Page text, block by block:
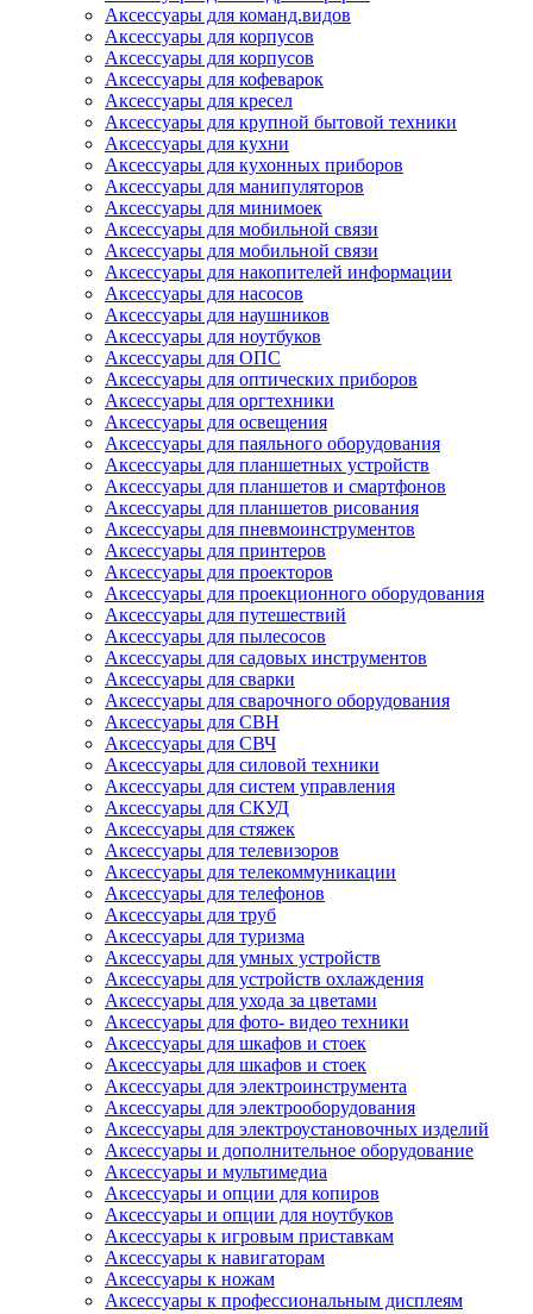
Аксессуары для команд.видов
Аксессуары для корпусов
Аксессуары для корпусов
Аксессуары для кофеварок
Аксессуары для кресел
Аксессуары для крупной бытовой техники
Аксессуары для кухни
Аксессуары для кухонных приборов
Аксессуары для манипуляторов
Аксессуары для минимоек
Аксессуары для мобильной связи
Аксессуары для мобильной связи
Аксессуары для накопителей информации
Аксессуары для насосов
Аксессуары для наушников
Аксессуары для ноутбуков
Аксессуары для ОПС
Аксессуары для оптических приборов
Аксессуары для оргтехники
Аксессуары для освещения
Аксессуары для паяльного оборудования
Аксессуары для планшетных устройств
Аксессуары для планшетов и смартфонов
Аксессуары для планшетов рисования
Аксессуары для пневмоинструментов
Аксессуары для принтеров
Аксессуары для проекторов
Аксессуары для проекционного оборудования
Аксессуары для путешествий
Аксессуары для пылесосов
Аксессуары для садовых инструментов
Аксессуары для сварки
Аксессуары для сварочного оборудования
Аксессуары для СВН
Аксессуары для СВЧ
Аксессуары для силовой техники
Аксессуары для систем управления
Аксессуары для СКУД
Аксессуары для стяжек
Аксессуары для телевизоров
Аксессуары для телекоммуникации
Аксессуары для телефонов
Аксессуары для труб
Аксессуары для туризма
Аксессуары для умных устройств
Аксессуары для устройств охлаждения
Аксессуары для ухода за цветами
Аксессуары для фото- видео техники
Аксессуары для шкафов и стоек
Аксессуары для шкафов и стоек
Аксессуары для электроинструмента
Аксессуары для электрооборудования
Аксессуары для электроустановочных изделий
Аксессуары и дополнительное оборудование
Аксессуары и мультимедиа
Аксессуары и опции для копиров
Аксессуары и опции для ноутбуков
Аксессуары к игровым приставкам
Аксессуары к навигаторам
Аксессуары к ножам
Аксессуары к профессиональным дисплеям